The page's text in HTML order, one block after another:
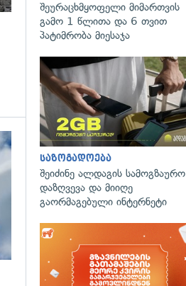
გადახედვა
შეურაცხმყოფელი მიმართვის
გამო 1 წლითა და 6 თვით
პატიმრობა მიესაჯა
საზოგადოება
შეიძინე ალდაგის სამოგზაურო
დაზღვევა და მიიღე
გაორმაგებული ინტერნეტი